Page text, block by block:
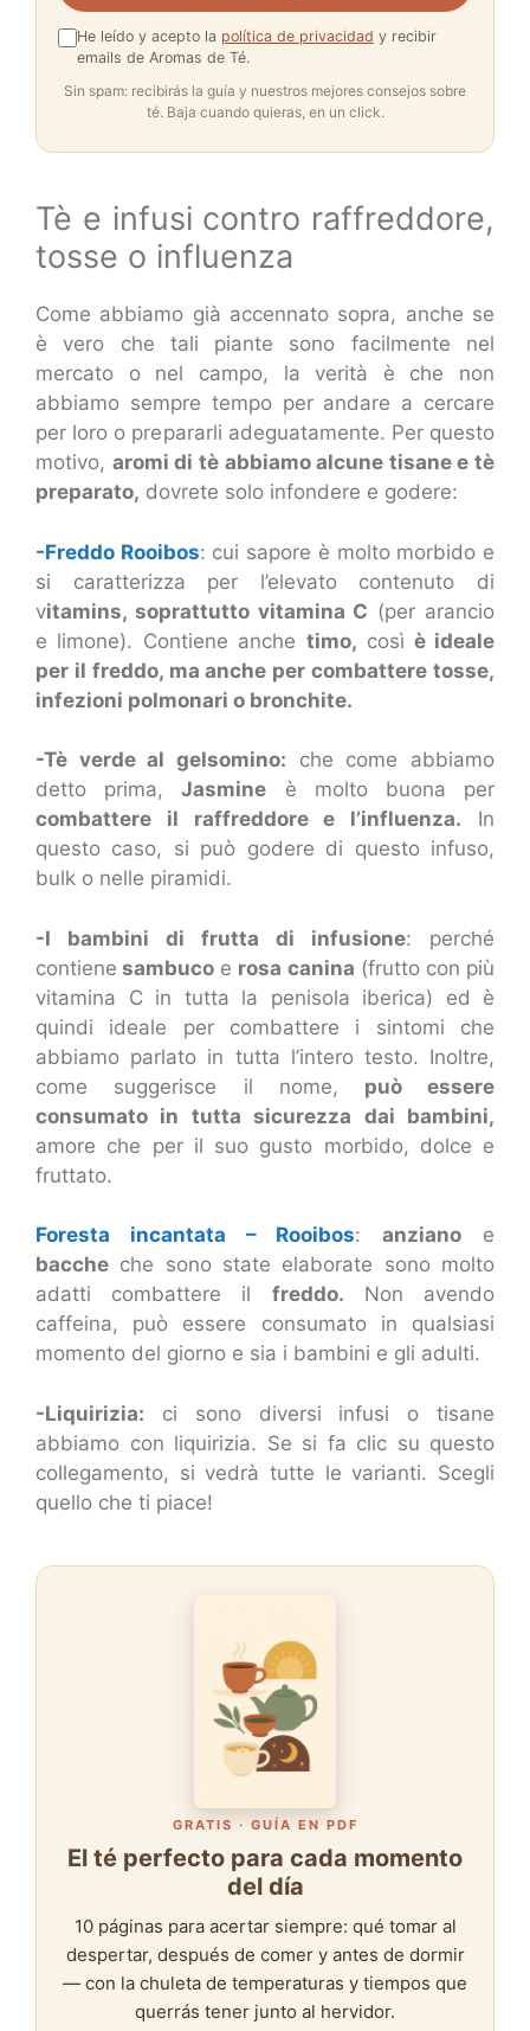
He leído y acepto la política de privacidad y recibir
emails de Aromas de Té.
Sin spam: recibirás la guía y nuestros mejores consejos sobre
té. Baja cuando quieras, en un click.
Tè e infusi contro raffreddore,
tosse o influenza
Come abbiamo già accennato sopra, anche se
è vero che tali piante sono facilmente nel
mercato o nel campo, la verità è che non
abbiamo sempre tempo per andare a cercare
per loro o prepararli adeguatamente. Per questo
motivo, aromi di tè abbiamo alcune tisane e tè
preparato, dovrete solo infondere e godere:
-Freddo Rooibos: cui sapore è molto morbido e
si caratterizza per l’elevato contenuto di
vitamins, soprattutto vitamina C (per arancio
e limone). Contiene anche timo, così è ideale
per il freddo, ma anche per combattere tosse,
infezioni polmonari o bronchite.
-Tè verde al gelsomino: che come abbiamo
detto prima,Jasmine è molto buona per
combattere il raffreddore e l’influenza. In
questo caso, si può godere di questo infuso,
bulk o nelle piramidi.
-I bambini di frutta di infusione: perché
contiene sambuco e rosa canina (frutto con più
vitamina C in tutta la penisola iberica) ed è
quindi ideale per combattere i sintomi che
abbiamo parlato in tutta l’intero testo. Inoltre,
come suggerisce il nome, può essere
consumato in tutta sicurezza dai bambini,
amore che per il suo gusto morbido, dolce e
fruttato.
Foresta incantata – Rooibos:anziano e
bacche che sono state elaborate sono molto
adatti combattere il freddo. Non avendo
caffeina, può essere consumato in qualsiasi
momento del giorno e sia i bambini e gli adulti.
-Liquirizia: ci sono diversi infusi o tisane
abbiamo con liquirizia. Se si fa clic su questo
collegamento, si vedrà tutte le varianti. Scegli
quello che ti piace!
GRATIS · GUÍA EN PDF
El té perfecto para cada momento
del día
10 páginas para acertar siempre: qué tomar al
despertar, después de comer y antes de dormir
— con la chuleta de temperaturas y tiempos que
querrás tener junto al hervidor.